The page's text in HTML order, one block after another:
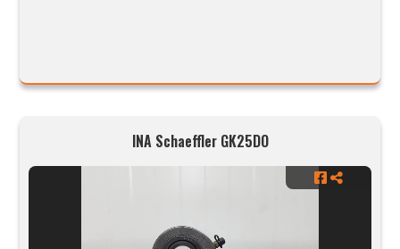
INA Schaeffler GK25DO